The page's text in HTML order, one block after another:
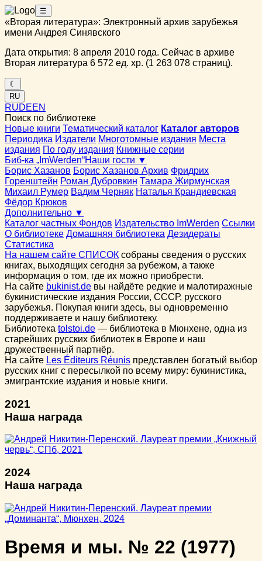
☰
«Вторая литература»: Электронный архив зарубежья
имени Андрея Синявского
Дата открытия: 8 апреля 2010 года. Сейчас в архиве
Вторая литература 6 572 ед. хр. (1 263 078 страниц).
☾
RU
RUDEEN
Поиск по библиотеке
Новые книги Тематический каталог Каталог авторов
Периодика Издатели Многотомные издания Места
издания По году издания Книжные серии
Биб-ка „ImWerden“Наши гости ▼
Борис Хазанов Борис Хазанов Архив Фридрих
Горенштейн Роман Дубровкин Тамара Жирмунская
Михаил Румер Вадим Черняк Наталья Крандиевская
Фёдор Крюков
Дополнительно ▼
Каталог частных Фондов Издательство ImWerden Ссылки
О библиотеке Домашняя библиотека Дезидераты
Статистика
На нашем сайте СПИСОК собраны сведения о русских
книгах, выходящих сегодня за рубежом, а также
информация о том, где их можно приобрести.
На сайте bukinist.de вы найдёте редкие и малотиражные
букинистические издания России, СССР, русского
зарубежья. Покупая книги здесь, вы одновременно
поддерживаете и нашу библиотеку.
Библиотека tolstoi.de — библиотека в Мюнхене, одна из
старейших русских библиотек в Европе и наш
дружественный партнёр.
На сайте Les Éditeurs Réunis представлен богатый выбор
русских книг с пересылкой по всему миру: букинистика,
эмигрантские издания и новые книги.
2021
Наша награда
2024
Наша награда
Время и мы. № 22 (1977)